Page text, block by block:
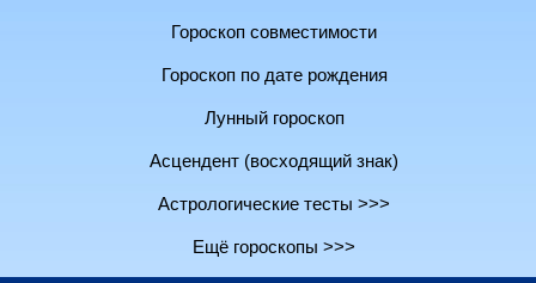
Гороскоп совместимости
Гороскоп по дате рождения
Лунный гороскоп
Асцендент (восходящий знак)
Астрологические тесты >>>
Ещё гороскопы >>>